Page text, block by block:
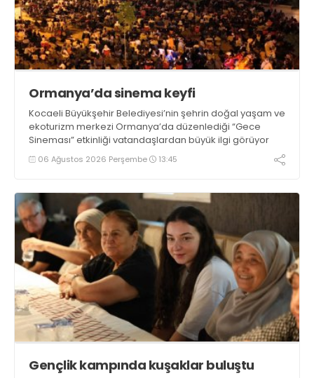
Ormanya’da sinema keyfi
Kocaeli Büyükşehir Belediyesi’nin şehrin doğal yaşam ve
ekoturizm merkezi Ormanya’da düzenlediği “Gece
Sineması” etkinliği vatandaşlardan büyük ilgi görüyor
06 Ağustos 2026 Perşembe 13:45
Gençlik kampında kuşaklar buluştu